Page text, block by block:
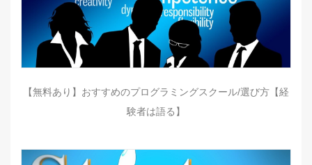
【無料あり】おすすめのプログラミングスクール/選び方【経
験者は語る】